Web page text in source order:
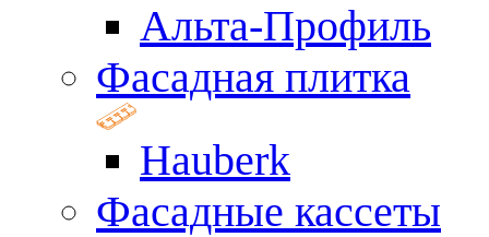
Альта-Профиль
Фасадная плитка
Hauberk
Фасадные кассеты